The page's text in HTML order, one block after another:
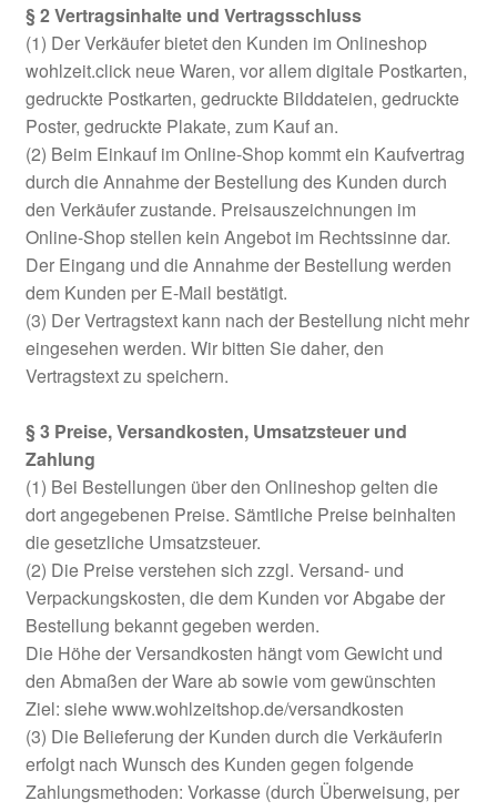
§ 2 Vertragsinhalte und Vertragsschluss
(1) Der Verkäufer bietet den Kunden im Onlineshop
wohlzeit.click neue Waren, vor allem digitale Postkarten,
gedruckte Postkarten, gedruckte Bilddateien, gedruckte
Poster, gedruckte Plakate, zum Kauf an.
(2) Beim Einkauf im Online-Shop kommt ein Kaufvertrag
durch die Annahme der Bestellung des Kunden durch
den Verkäufer zustande. Preisauszeichnungen im
Online-Shop stellen kein Angebot im Rechtssinne dar.
Der Eingang und die Annahme der Bestellung werden
dem Kunden per E-Mail bestätigt.
(3) Der Vertragstext kann nach der Bestellung nicht mehr
eingesehen werden. Wir bitten Sie daher, den
Vertragstext zu speichern.
§ 3 Preise, Versandkosten, Umsatzsteuer und
Zahlung
(1) Bei Bestellungen über den Onlineshop gelten die
dort angegebenen Preise. Sämtliche Preise beinhalten
die gesetzliche Umsatzsteuer.
(2) Die Preise verstehen sich zzgl. Versand- und
Verpackungskosten, die dem Kunden vor Abgabe der
Bestellung bekannt gegeben werden.
Die Höhe der Versandkosten hängt vom Gewicht und
den Abmaßen der Ware ab sowie vom gewünschten
Ziel: siehe www.wohlzeitshop.de/versandkosten
(3) Die Belieferung der Kunden durch die Verkäuferin
erfolgt nach Wunsch des Kunden gegen folgende
Zahlungsmethoden: Vorkasse (durch Überweisung, per